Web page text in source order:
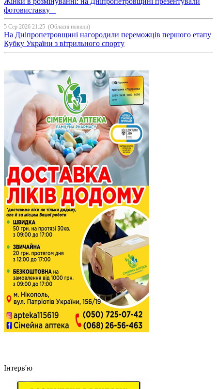
фотовиставку
5 Сер 2026 21:25 (Обласні новини)
На Дніпропетровщині нагородили переможців першого етапу
Кубку України з вітрильного спорту
Інтерв'ю